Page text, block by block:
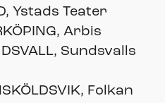
Ystads Teater
Arbis
Sundsvalls
Folkan